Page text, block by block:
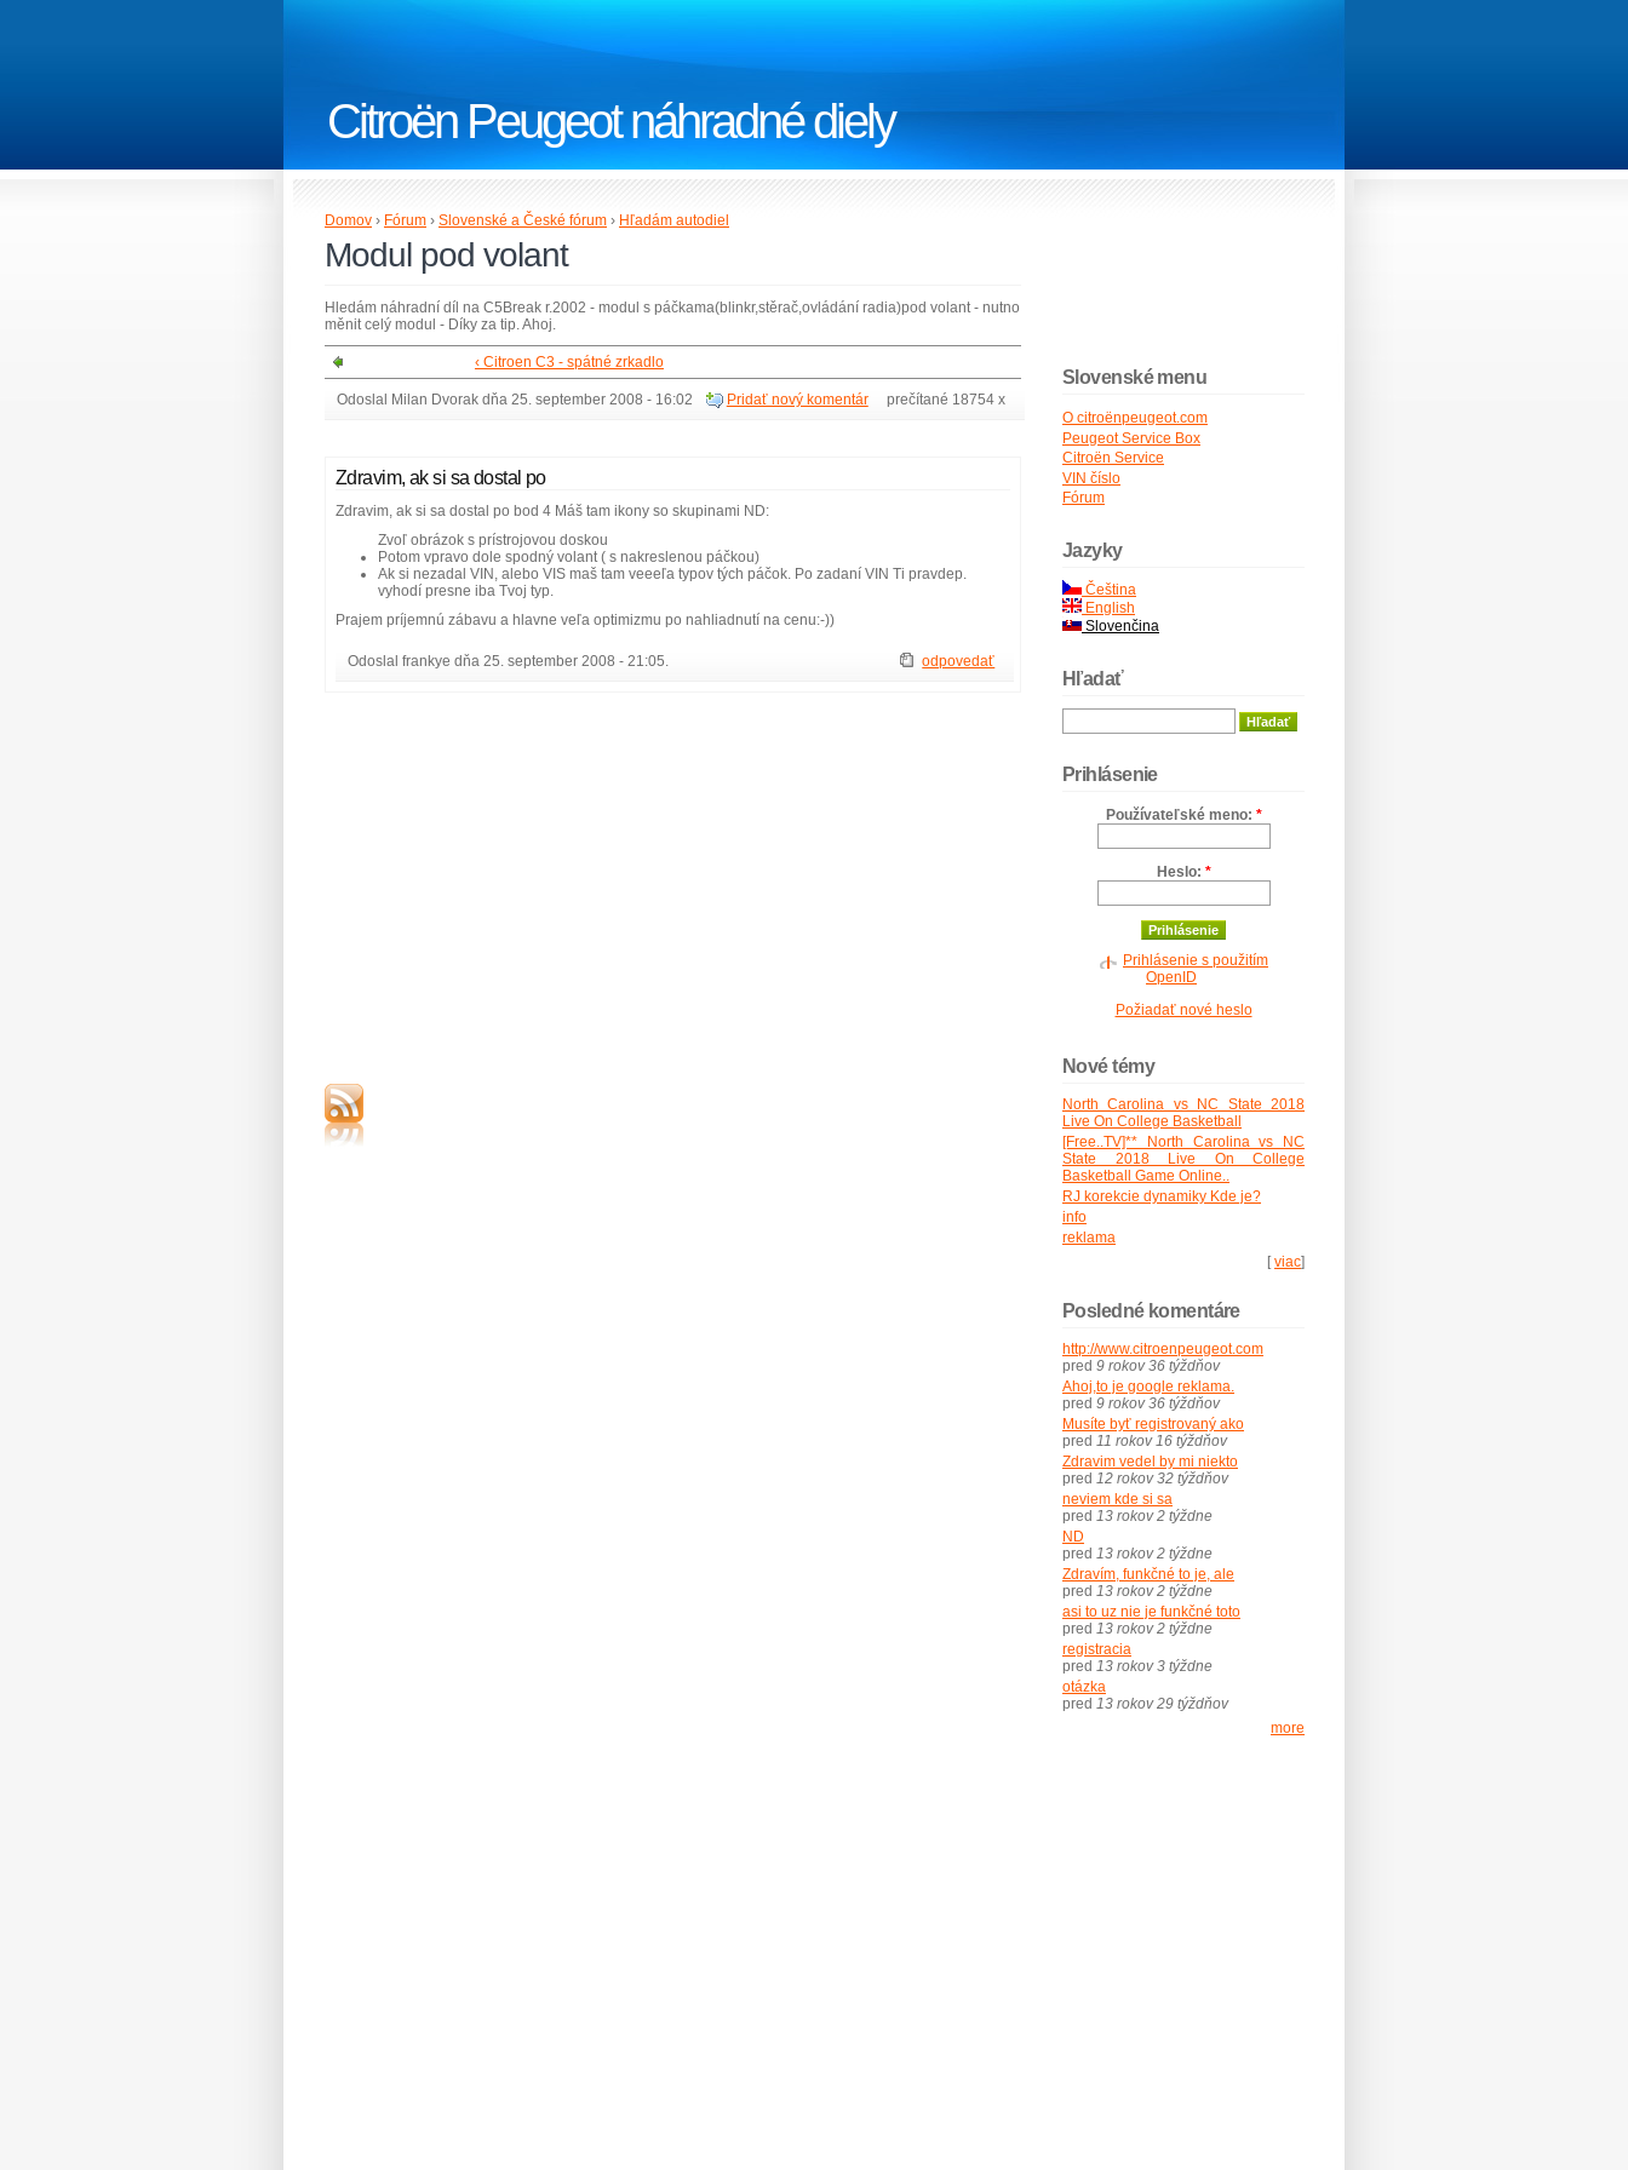
Citroën Peugeot náhradné diely
Domov › Fórum › Slovenské a České fórum › Hľadám autodiel
Modul pod volant
Hledám náhradní díl na C5Break r.2002 - modul s páčkama(blinkr,stěrač,ovládání radia)pod volant - nutno
měnit celý modul - Díky za tip. Ahoj.
‹ Citroen C3 - spátné zrkadlo
Odoslal Milan Dvorak dňa 25. september 2008 - 16:02 Pridať nový komentár prečítané 18754 x
Zdravim, ak si sa dostal po
Zdravim, ak si sa dostal po bod 4 Máš tam ikony so skupinami ND:
Zvoľ obrázok s prístrojovou doskou
Potom vpravo dole spodný volant ( s nakreslenou páčkou)
Ak si nezadal VIN, alebo VIS maš tam veeeľa typov tých páčok. Po zadaní VIN Ti pravdep.
vyhodí presne iba Tvoj typ.
Prajem príjemnú zábavu a hlavne veľa optimizmu po nahliadnutí na cenu:-))
Odoslal frankye dňa 25. september 2008 - 21:05. odpovedať
Slovenské menu
O citroënpeugeot.com
Peugeot Service Box
Citroën Service
VIN číslo
Fórum
Jazyky
Čeština
English
Slovenčina
Hľadať
Prihlásenie
Používateľské meno: *
Heslo: *
Prihlásenie s použitím
OpenID
Požiadať nové heslo
Nové témy
North Carolina vs NC State 2018
Live On College Basketball
[Free..TV]** North Carolina vs NC
State 2018 Live On College
Basketball Game Online..
RJ korekcie dynamiky Kde je?
info
reklama
[viac]
Posledné komentáre
http://www.citroenpeugeot.com
pred 9 rokov 36 týždňov
Ahoj,to je google reklama.
pred 9 rokov 36 týždňov
Musíte byť registrovaný ako
pred 11 rokov 16 týždňov
Zdravim vedel by mi niekto
pred 12 rokov 32 týždňov
neviem kde si sa
pred 13 rokov 2 týždne
ND
pred 13 rokov 2 týždne
Zdravím, funkčné to je, ale
pred 13 rokov 2 týždne
asi to uz nie je funkčné toto
pred 13 rokov 2 týždne
registracia
pred 13 rokov 3 týždne
otázka
pred 13 rokov 29 týždňov
more